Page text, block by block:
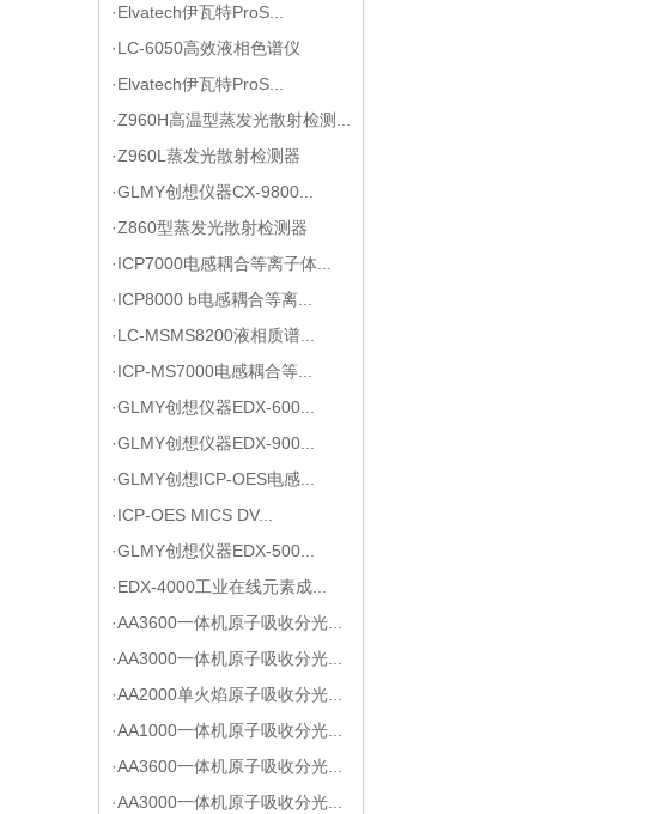
·Elvatech伊瓦特ProS...
·LC-6050高效液相色谱仪
·Elvatech伊瓦特ProS...
·Z960H高温型蒸发光散射检测...
·Z960L蒸发光散射检测器
·GLMY创想仪器CX-9800...
·Z860型蒸发光散射检测器
·ICP7000电感耦合等离子体...
·ICP8000 b电感耦合等离...
·LC-MSMS8200液相质谱...
·ICP-MS7000电感耦合等...
·GLMY创想仪器EDX-600...
·GLMY创想仪器EDX-900...
·GLMY创想ICP-OES电感...
·ICP-OES MICS DV...
·GLMY创想仪器EDX-500...
·EDX-4000工业在线元素成...
·AA3600一体机原子吸收分光...
·AA3000一体机原子吸收分光...
·AA2000单火焰原子吸收分光...
·AA1000一体机原子吸收分光...
·AA3600一体机原子吸收分光...
·AA3000一体机原子吸收分光...